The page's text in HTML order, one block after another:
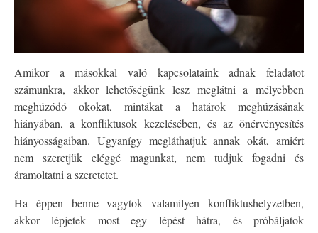
Amikor a másokkal való kapcsolataink adnak feladatot
számunkra, akkor lehetőségünk lesz meglátni a mélyebben
meghúzódó okokat, mintákat a határok meghúzásának
hiányában, a konfliktusok kezelésében, és az önérvényesítés
hiányosságaiban. Ugyanígy megláthatjuk annak okát, amiért
nem szeretjük eléggé magunkat, nem tudjuk fogadni és
áramoltatni a szeretetet.
Ha éppen benne vagytok valamilyen konfliktushelyzetben,
akkor lépjetek most egy lépést hátra, és próbáljatok